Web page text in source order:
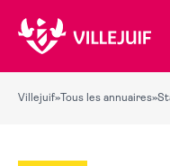
Villejuif» Tous les annuaires»